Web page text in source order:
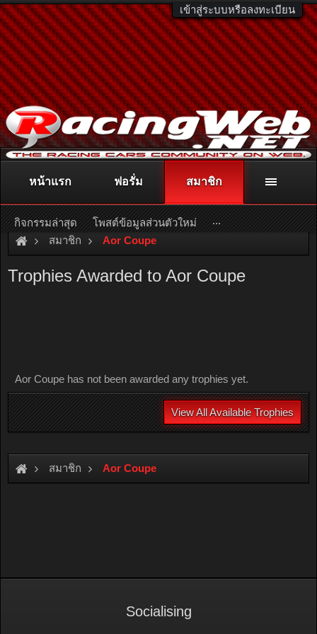
เข้าสู่ระบบหรือลงทะเบียน
ติดต่อลงโฆษณา racingweb@gmail.comหรือโทร. 081-811-1138
หรืออ่านรายละเอียดเพิ่มเติม คลิกที่นี่
สมาชิก Aor Coupe
Trophies Awarded to Aor Coupe
Aor Coupe has not been awarded any trophies yet.
View All Available Trophies
สมาชิก Aor Coupe
หน้าแรก ฟอรั่ม สมาชิก
กิจกรรมล่าสุด โพสต์ข้อมูลส่วนตัวใหม่ ...
Socialising